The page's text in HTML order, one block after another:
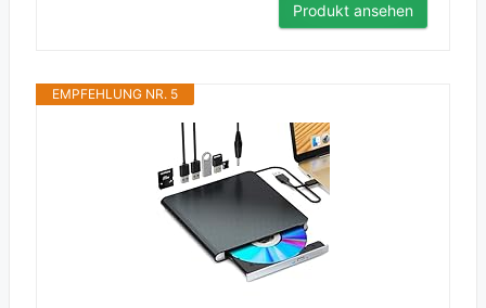
Produkt ansehen
EMPFEHLUNG NR. 5